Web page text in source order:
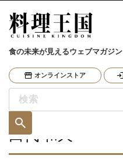
食の未来が見えるウェブマガジン
オンラインストア
田代 和久